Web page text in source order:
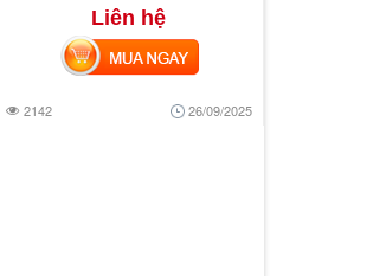
Liên hệ
2142 26/09/2025
MUA NGAY